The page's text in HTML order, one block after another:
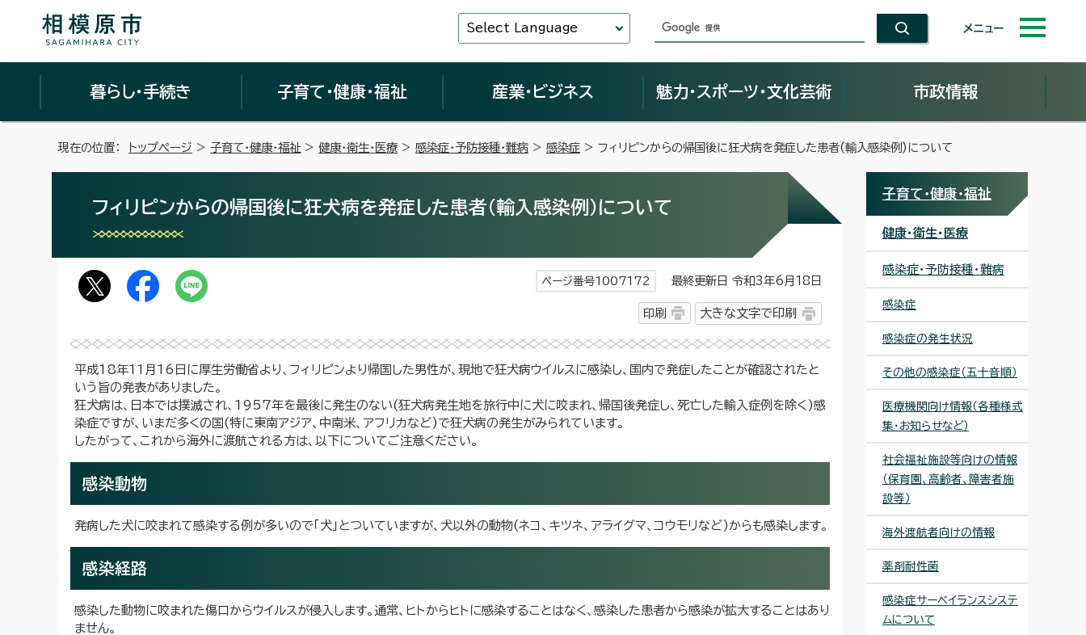
Select Language メニュー
暮らし・手続き 子育て・健康・福祉 産業・ビジネス 魅力・スポーツ・文化芸術 市政情報
現在の位置： トップページ > 子育て・健康・福祉 > 健康・衛生・医療 > 感染症・予防接種・難病 > 感染症 > フィリピンからの帰国後に狂犬病を発症した患者(輸入感染例)について
フィリピンからの帰国後に狂犬病を発症した患者(輸入感染例)について
ページ番号1007172 最終更新日 令和3年6月18日
印刷 大きな文字で印刷
平成18年11月16日に厚生労働省より、フィリピンより帰国した男性が、現地で狂犬病ウイルスに感染し、国内で発症したことが確認されたと
いう旨の発表がありました。
狂犬病は、日本では撲滅され、1957年を最後に発生のない(狂犬病発生地を旅行中に犬に咬まれ、帰国後発症し、死亡した輸入症例を除く)感
染症ですが、いまだ多くの国(特に東南アジア、中南米、アフリカなど)で狂犬病の発生がみられています。
したがって、これから海外に渡航される方は、以下についてご注意ください。
感染動物
発病した犬に咬まれて感染する例が多いので「犬」とついていますが、犬以外の動物(ネコ、キツネ、アライグマ、コウモリなど)からも感染します。
感染経路
感染した動物に咬まれた傷口からウイルスが侵入します。通常、ヒトからヒトに感染することはなく、感染した患者から感染が拡大することはあり
ません。
子育て・健康・福祉
健康・衛生・医療
感染症・予防接種・難病
感染症
感染症の発生状況
その他の感染症（五十音順）
医療機関向け情報（各種様式
集・お知らせなど）
社会福祉施設等向けの情報
（保育園、高齢者、障害者施
設等）
海外渡航者向けの情報
薬剤耐性菌
感染症サーベイランスシステ
ムについて